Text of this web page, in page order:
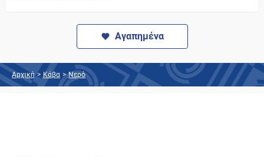
Αγαπημένα
Αρχική > Κάβα > Νερό